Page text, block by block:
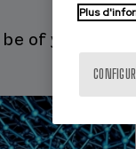
peores impactos
pero exige
privado,
Research &
sector
que protejan vidas,
of your
Plus